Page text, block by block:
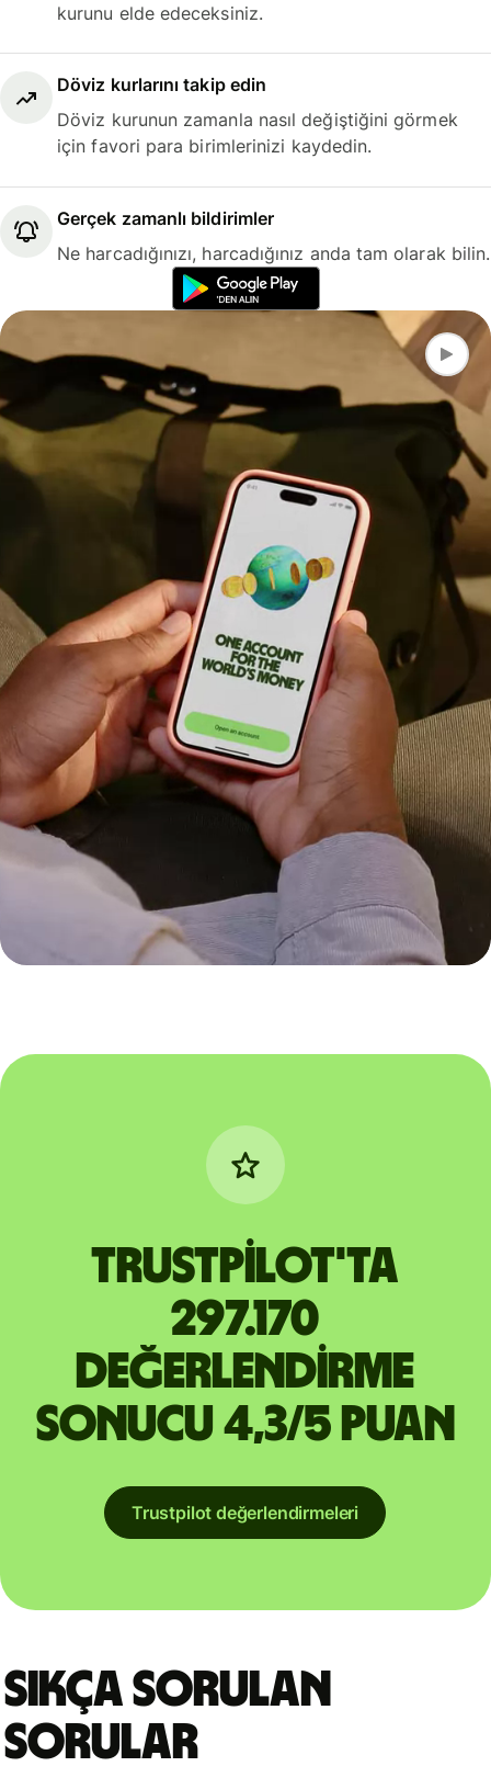
kurunu elde edeceksiniz.
Döviz kurlarını takip edin
Döviz kurunun zamanla nasıl değiştiğini görmek
için favori para birimlerinizi kaydedin.
Gerçek zamanlı bildirimler
Ne harcadığınızı, harcadığınız anda tam olarak bilin.
Trustpilot'ta
297.170
değerlendirme
sonucu 4,3/5 puan
Trustpilot değerlendirmeleri
Sıkça sorulan
sorular